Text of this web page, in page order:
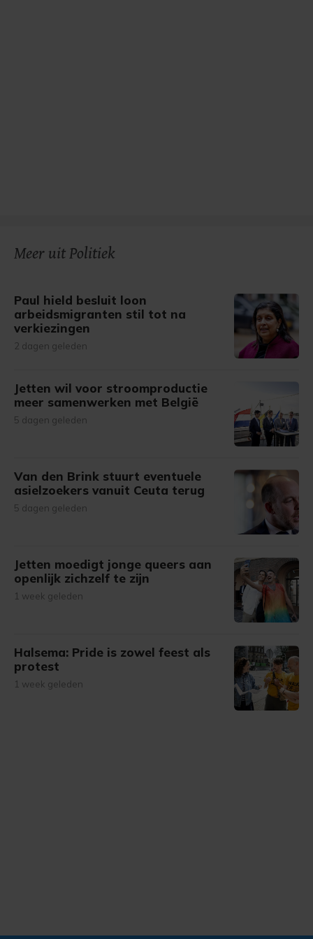
Meer uit Politiek
Paul hield besluit loon
arbeidsmigranten stil tot na
verkiezingen
2 dagen geleden
Jetten wil voor stroomproductie
meer samenwerken met België
5 dagen geleden
Van den Brink stuurt eventuele
asielzoekers vanuit Ceuta terug
5 dagen geleden
Jetten moedigt jonge queers aan
openlijk zichzelf te zijn
1 week geleden
Halsema: Pride is zowel feest als
protest
1 week geleden